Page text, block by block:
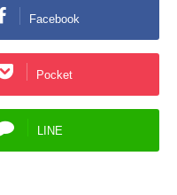
Facebook
Pocket
LINE